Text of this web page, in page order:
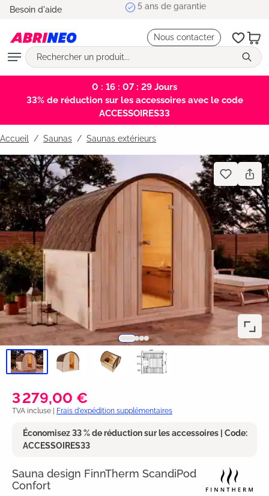
principal
Besoin d'aide 5 ans de garantie
Nous contacter
0 : 16 : 07 : 28 Jours
33% de réduction sur les accessoires avec le code
ACCESSOIRES33
Accueil Saunas / Saunas extérieurs
Bildergalerie überspringen
3 279,00 €
TVA incluse | Frais d'expédition supplémentaires
Économisez 33 % de réduction sur les accessoires | Code:
ACCESSOIRES33
Sauna design FinnTherm ScandiPod
Confort